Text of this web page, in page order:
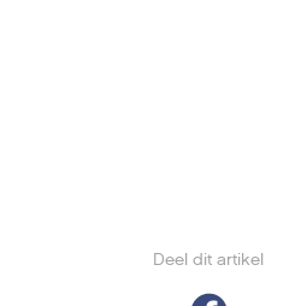
Deel dit artikel